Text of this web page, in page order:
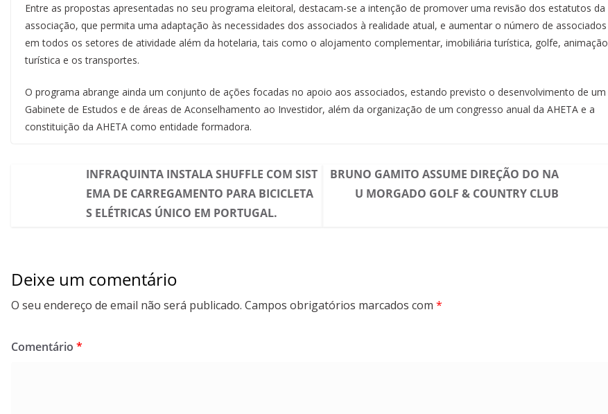
Entre as propostas apresentadas no seu programa eleitoral, destacam-se a intenção de promover uma revisão dos estatutos da
associação, que permita uma adaptação às necessidades dos associados à realidade atual, e aumentar o número de associados
em todos os setores de atividade além da hotelaria, tais como o alojamento complementar, imobiliária turística, golfe, animação
turística e os transportes.
O programa abrange ainda um conjunto de ações focadas no apoio aos associados, estando previsto o desenvolvimento de um
Gabinete de Estudos e de áreas de Aconselhamento ao Investidor, além da organização de um congresso anual da AHETA e a
constituição da AHETA como entidade formadora.
INFRAQUINTA INSTALA SHUFFLE COM SIST
EMA DE CARREGAMENTO PARA BICICLETA
S ELÉTRICAS ÚNICO EM PORTUGAL.
BRUNO GAMITO ASSUME DIREÇÃO DO NA
U MORGADO GOLF & COUNTRY CLUB
Deixe um comentário
O seu endereço de email não será publicado. Campos obrigatórios marcados com *
Comentário *